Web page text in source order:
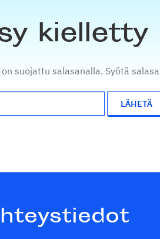
kielletty
suojattu salasanalla. Syötä